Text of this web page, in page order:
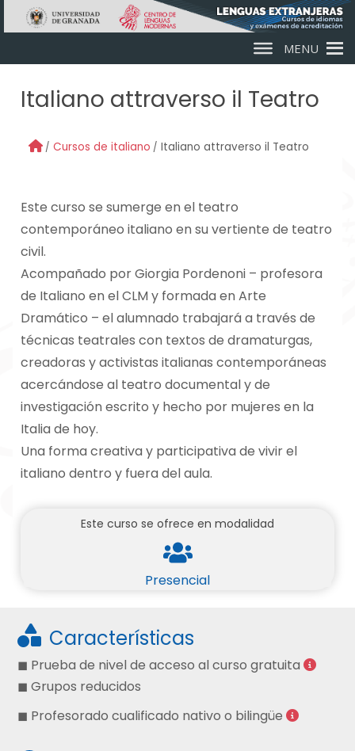
Skip to main content
MENU
Italiano attraverso il Teatro
Cursos de italiano Italiano attraverso il Teatro
Este curso se sumerge en el teatro
contemporáneo italiano en su vertiente de teatro
civil.
Acompañado por Giorgia Pordenoni – profesora
de Italiano en el CLM y formada en Arte
Dramático – el alumnado trabajará a través de
técnicas teatrales con textos de dramaturgas,
creadoras y activistas italianas contemporáneas
acercándose al teatro documental y de
investigación escrito y hecho por mujeres en la
Italia de hoy.
Una forma creativa y participativa de vivir el
italiano dentro y fuera del aula.
Este curso se ofrece en modalidad
Presencial
Características
◼ Prueba de nivel de acceso al curso gratuita
◼ Grupos reducidos
◼ Profesorado cualificado nativo o bilingüe